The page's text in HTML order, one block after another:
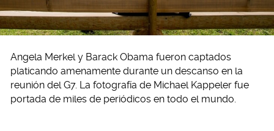
Angela Merkel y Barack Obama fueron captados
platicando amenamente durante un descanso en la
reunión del G7. La fotografía de Michael Kappeler fue
portada de miles de periódicos en todo el mundo.